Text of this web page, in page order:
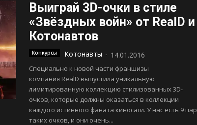
Выиграй 3D-очки в стиле
«Звёздных войн» от RealD и
Котонавтов
Конкурсы Котонавты - 14.01.2016
Специально к новой части франшизы
компания RealD выпустила уникальную
лимитированную коллекцию стилизованных 3D-
очков, которые должны оказаться в коллекции
каждого истинного фаната киносаги. У нас есть 9 пар
таких очков, и они очень...